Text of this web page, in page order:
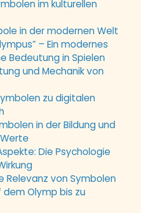
im kulturellen
in der modernen Welt
– Ein modernes
Bedeutung in Spielen
und Mechanik von
zu digitalen
in der Bildung und
Die Psychologie
Relevanz von Symbolen
Olymp bis zu